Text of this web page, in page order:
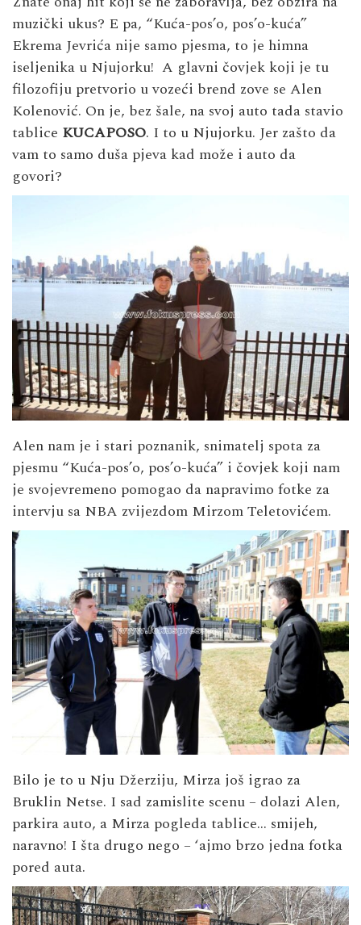
muzički ukus? E pa, “Kuća-pos’o, pos’o-kuća”
Ekrema Jevrića nije samo pjesma, to je himna
iseljenika u Njujorku! A glavni čovjek koji je tu
filozofiju pretvorio u vozeći brend zove se Alen
Kolenović. On je, bez šale, na svoj auto tada stavio
tablice KUCAPOSO. I to u Njujorku. Jer zašto da
vam to samo duša pjeva kad može i auto da
govori?
Alen nam je i stari poznanik, snimatelj spota za
pjesmu “Kuća-pos’o, pos’o-kuća” i čovjek koji nam
je svojevremeno pomogao da napravimo fotke za
intervju sa NBA zvijezdom Mirzom Teletovićem.
Bilo je to u Nju Džerziju, Mirza još igrao za
Bruklin Netse. I sad zamislite scenu – dolazi Alen,
parkira auto, a Mirza pogleda tablice… smijeh,
naravno! I šta drugo nego – ‘ajmo brzo jedna fotka
pored auta.